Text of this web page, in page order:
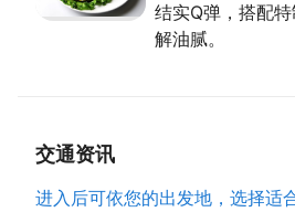
另项招牌，选用台东八个月大的
火下锅，再用小火焖50分钟，起
他部位的肉来代替。坚持原味的
三星葱爆香後下去炒，再用白砂
结实Q弹，搭配
解油腻。
交通资讯
进入后可依您的出发地，选择适